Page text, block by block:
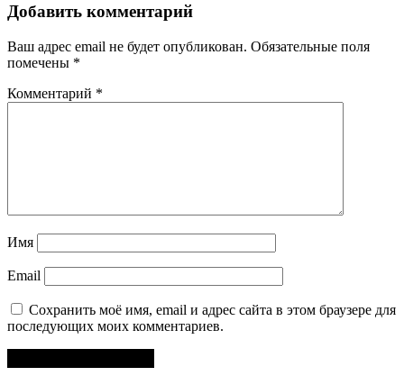
Добавить комментарий
Ваш адрес email не будет опубликован. Обязательные поля
помечены *
Комментарий *
Имя
Email
Сохранить моё имя, email и адрес сайта в этом браузере для
последующих моих комментариев.